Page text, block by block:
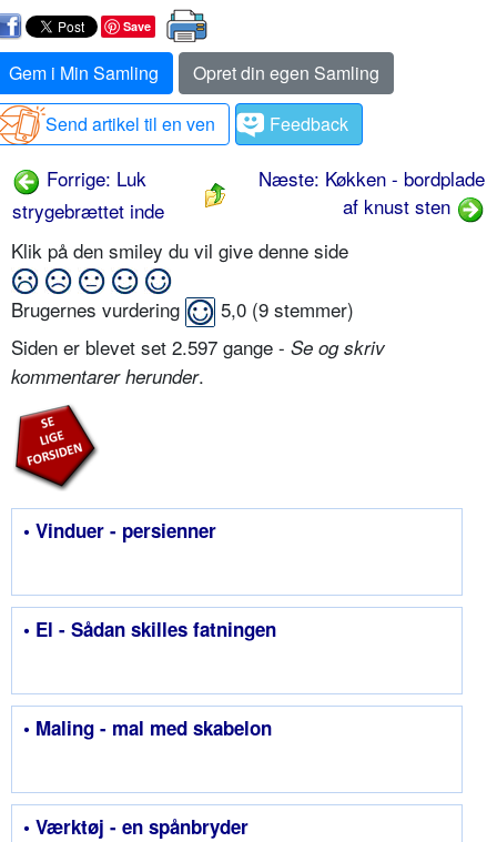
Save
Gem i Min Samling
Opret din egen Samling
Send artikel til en ven
Feedback
Forrige: Luk
strygebrættet inde
Næste: Køkken - bordplade
af knust sten
Klik på den smiley du vil give denne side
Brugernes vurdering 5,0 (9 stemmer)
Siden er blevet set 2.597 gange - Se og skriv
kommentarer herunder.
• Vinduer - persienner
• El - Sådan skilles fatningen
• Maling - mal med skabelon
• Værktøj - en spånbryder